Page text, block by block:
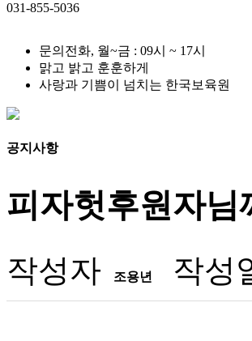
031-855-5036
문의전화, 월~금 : 09시 ~ 17시
맑고 밝고 훈훈하게
사랑과 기쁨이 넘치는 한국보육원
공지사항
피자헛후원자님
작성자 조용년 작성